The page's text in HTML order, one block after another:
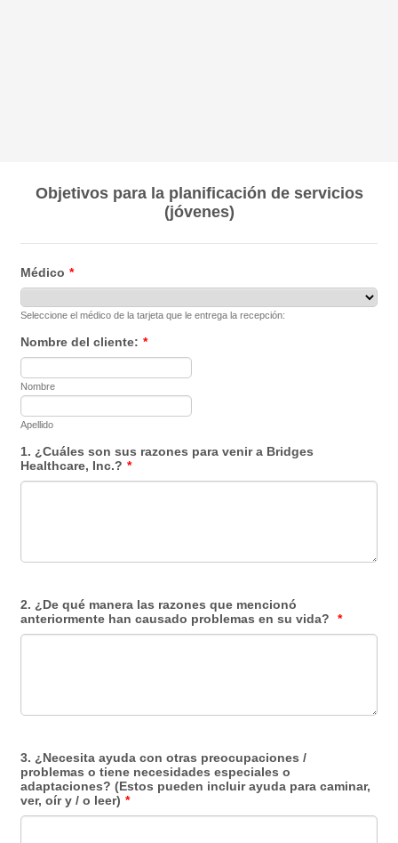
Objetivos para la planificación de servicios
(jóvenes)
Médico *
Seleccione el médico de la tarjeta que le entrega la recepción:
Nombre del cliente: *
Nombre
Apellido
1. ¿Cuáles son sus razones para venir a Bridges
Healthcare, Inc.? *
2. ¿De qué manera las razones que mencionó
anteriormente han causado problemas en su vida?
*
3. ¿Necesita ayuda con otras preocupaciones /
problemas o tiene necesidades especiales o
adaptaciones? (Estos pueden incluir ayuda para caminar,
ver, oír y / o leer) *